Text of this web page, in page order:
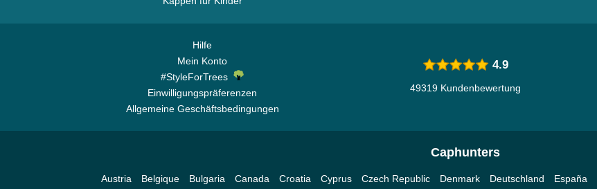
Staaten und Länder
Städte und Strände
Super Mario Bros.
Zurück in die Zukunft
Hilfe
Mein Konto
#StyleForTrees
Einwilligungspräferenzen
Allgemeine Geschäftsbedingungen
4.9
49319 Kundenbewertung
Caphunters
Austria Belgique Bulgaria Canada Croatia Cyprus Czech Republic Denmark Deutschland España